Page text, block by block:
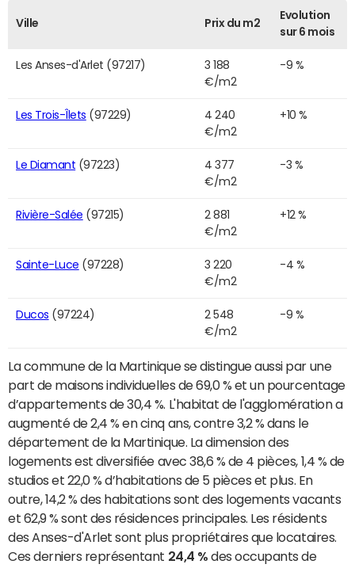
Ville Prix du m2
Evolution
sur 6 mois
Les Anses-d'Arlet (97217)
3 188
€/m2
-9 %
Les Trois-Îlets (97229)
4 240
€/m2
+10 %
Le Diamant (97223)
4 377
€/m2
-3 %
Rivière-Salée (97215)
2 881
€/m2
+12 %
Sainte-Luce (97228)
3 220
€/m2
-4 %
Ducos (97224)
2 548
€/m2
-9 %
La commune de la Martinique se distingue aussi par une
part de maisons individuelles de 69,0 % et un pourcentage
d’appartements de 30,4 %. L'habitat de l'agglomération a
augmenté de 2,4 % en cinq ans, contre 3,2 % dans le
département de la Martinique. La dimension des
logements est diversifiée avec 38,6 % de 4 pièces, 1,4 % de
studios et 22,0 % d’habitations de 5 pièces et plus. En
outre, 14,2 % des habitations sont des logements vacants
et 62,9 % sont des résidences principales. Les résidents
des Anses-d'Arlet sont plus propriétaires que locataires.
Ces derniers représentant 24,4 % des occupants de